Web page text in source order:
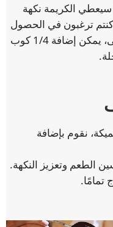
سيعطي الكريمة نكهة
ترغبون في الحصول
على آيس كريم ذو قوام أكثر غنى، يمكن إضافة 1/4 كوب
نقوم بإضافة
الطعم وتعزيز النكهة.
تمامًا.